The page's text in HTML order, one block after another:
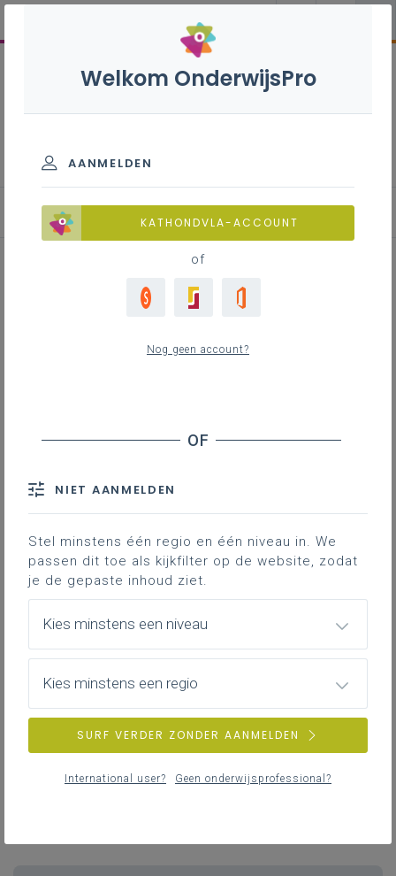
3de graad - D/A-finaliteit
Algemene duiding bij
Opnames met duiding situering, structuur, opbouw,
Opnames gebruikt bij de toelichting van
de leerplannen.
Gekoppelde leerplannen
Opnames met duiding situering,
structuur, opbouw, studietraject,
uitlezen. Je hebt hiervoor geen toestemming
Welkom OnderwijsPro
AANMELDEN
KATHONDVLA-ACCOUNT
of
Nog geen account?
NIET AANMELDEN
Stel minstens één regio en één niveau in. We
passen dit toe als kijkfilter op de website, zodat
je de gepaste inhoud ziet.
Kies minstens een niveau
Kies minstens een regio
SURF VERDER ZONDER AANMELDEN
International user? Geen onderwijsprofessional?